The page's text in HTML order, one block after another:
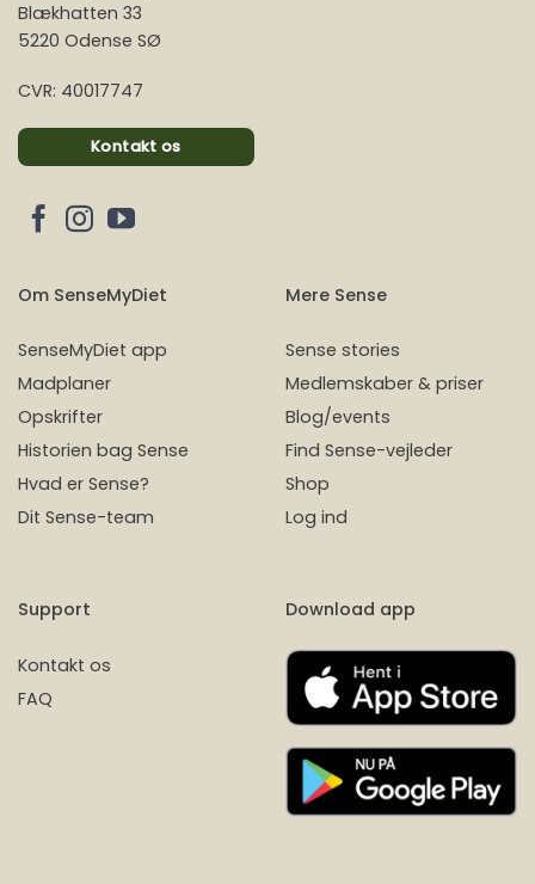
Blækhatten 33
5220 Odense SØ
CVR: 40017747
Kontakt os
Om SenseMyDiet
SenseMyDiet app
Madplaner
Opskrifter
Historien bag Sense
Hvad er Sense?
Dit Sense-team
Mere Sense
Sense stories
Medlemskaber & priser
Blog/events
Find Sense-vejleder
Shop
Log ind
Support
Kontakt os
FAQ
Download app